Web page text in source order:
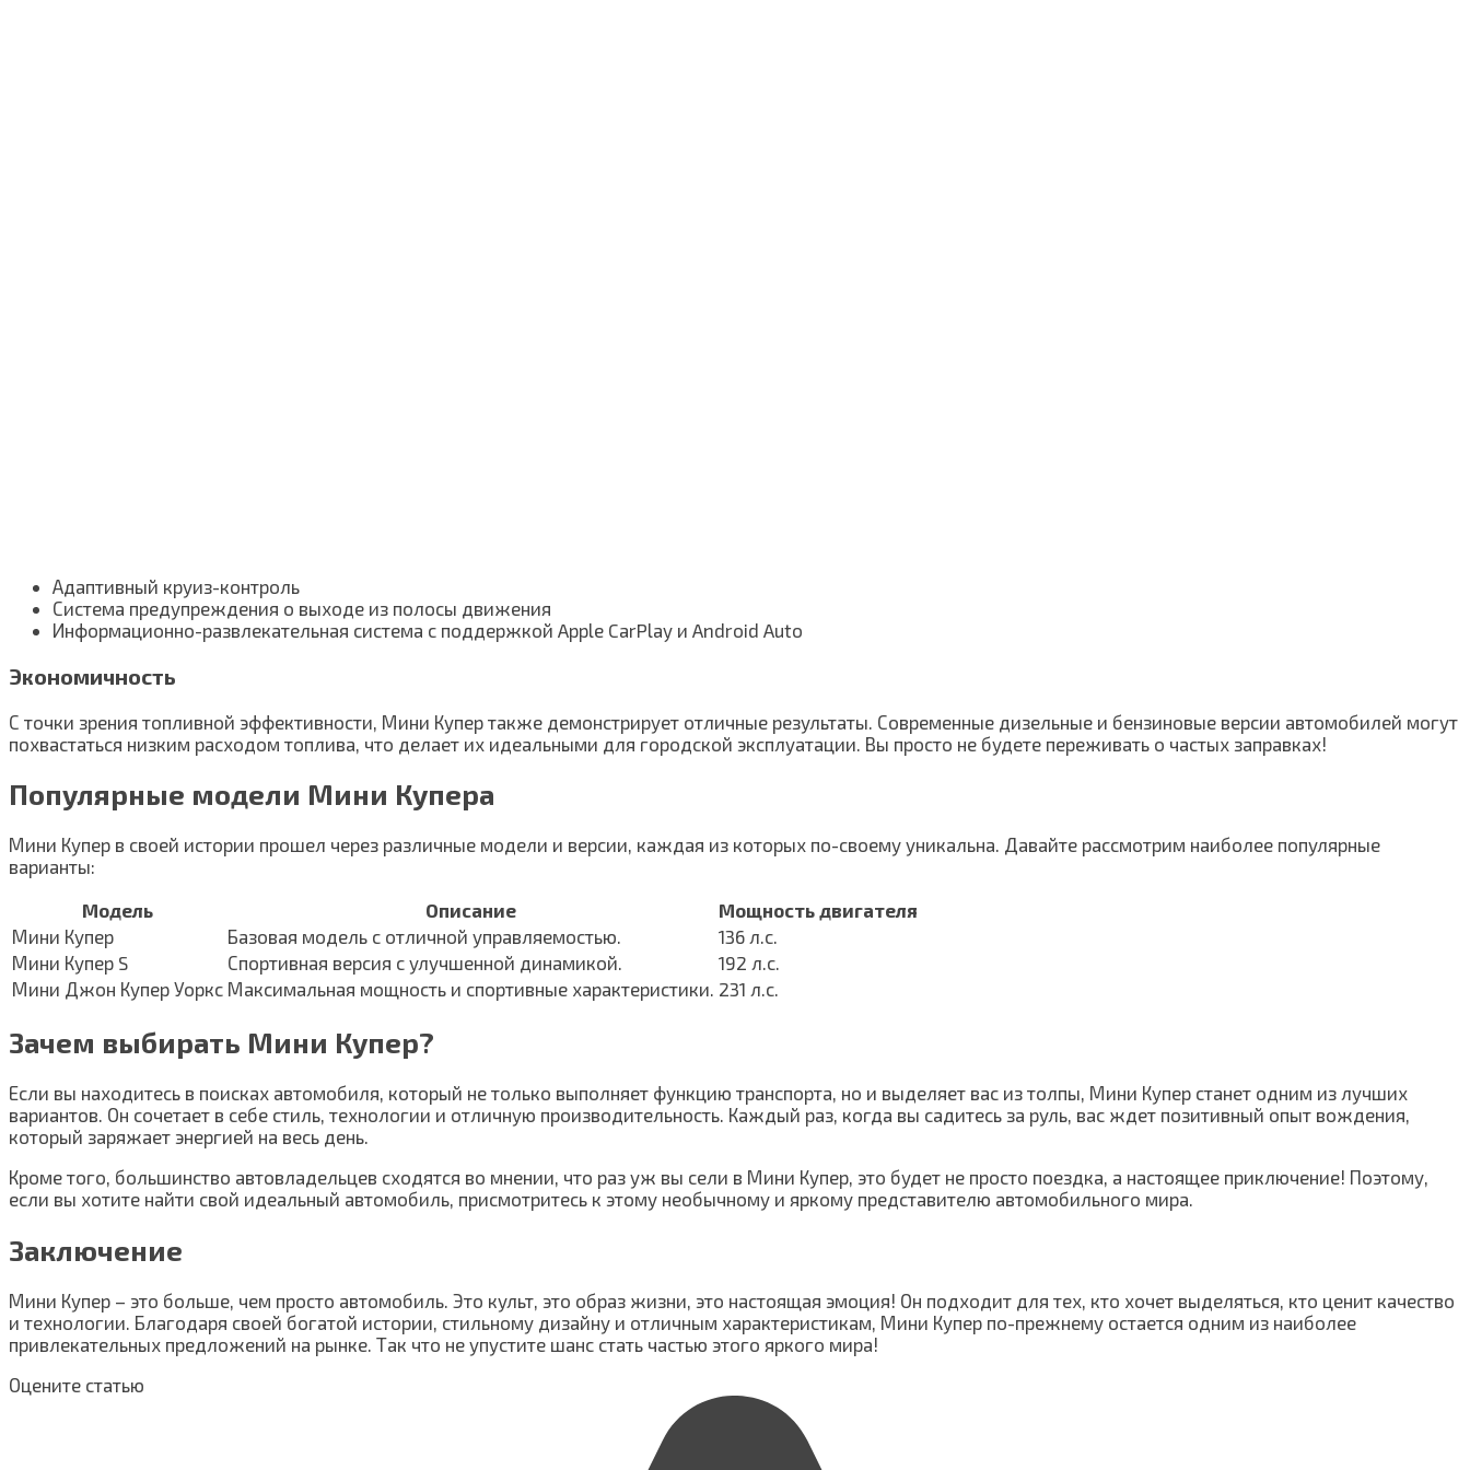
Адаптивный круиз-контроль
Система предупреждения о выходе из полосы движения
Информационно-развлекательная система с поддержкой Apple CarPlay и Android Auto
Экономичность
С точки зрения топливной эффективности, Мини Купер также демонстрирует отличные результаты. Современные дизельные и бензиновые версии автомобилей могут
похвастаться низким расходом топлива, что делает их идеальными для городской эксплуатации. Вы просто не будете переживать о частых заправках!
Популярные модели Мини Купера
Мини Купер в своей истории прошел через различные модели и версии, каждая из которых по-своему уникальна. Давайте рассмотрим наиболее популярные
варианты:
Модель
Описание
Мощность двигателя
Мини Купер
Базовая модель с отличной управляемостью.
136 л.с.
Мини Купер S
Спортивная версия с улучшенной динамикой.
192 л.с.
Мини Джон Купер Уоркс Максимальная мощность и спортивные характеристики. 231 л.с.
Зачем выбирать Мини Купер?
Если вы находитесь в поисках автомобиля, который не только выполняет функцию транспорта, но и выделяет вас из толпы, Мини Купер станет одним из лучших
вариантов. Он сочетает в себе стиль, технологии и отличную производительность. Каждый раз, когда вы садитесь за руль, вас ждет позитивный опыт вождения,
который заряжает энергией на весь день.
Кроме того, большинство автовладельцев сходятся во мнении, что раз уж вы сели в Мини Купер, это будет не просто поездка, а настоящее приключение! Поэтому,
если вы хотите найти свой идеальный автомобиль, присмотритесь к этому необычному и яркому представителю автомобильного мира.
Заключение
Мини Купер – это больше, чем просто автомобиль. Это культ, это образ жизни, это настоящая эмоция! Он подходит для тех, кто хочет выделяться, кто ценит качество
и технологии. Благодаря своей богатой истории, стильному дизайну и отличным характеристикам, Мини Купер по-прежнему остается одним из наиболее
привлекательных предложений на рынке. Так что не упустите шанс стать частью этого яркого мира!
Оцените статью